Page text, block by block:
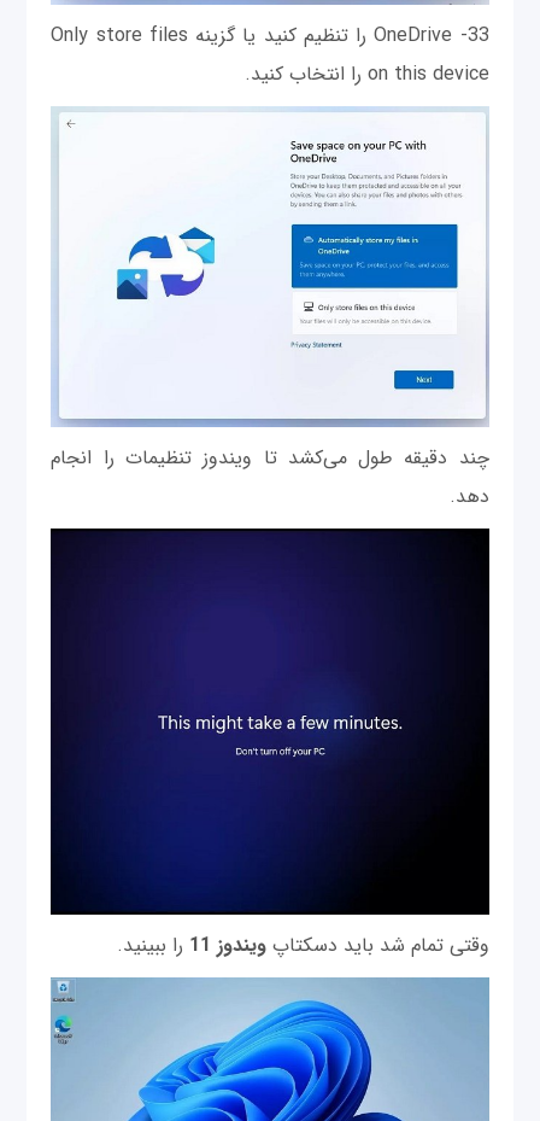
33- OneDrive را تنظیم کنید یا گزینه Only store files
on this device را انتخاب کنید.
چند دقیقه طول می‌کشد تا ویندوز تنظیمات را انجام
دهد.
وقتی تمام شد باید دسکتاپویندوز 11 را ببینید.